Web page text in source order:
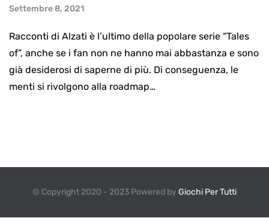
Settembre 8, 2021
Racconti di Alzati è l’ultimo della popolare serie “Tales
of”, anche se i fan non ne hanno mai abbastanza e sono
già desiderosi di saperne di più. Di conseguenza, le
menti si rivolgono alla roadmap…
© Copyright 2020 - 2023 Powered by Giochi Per Tutti